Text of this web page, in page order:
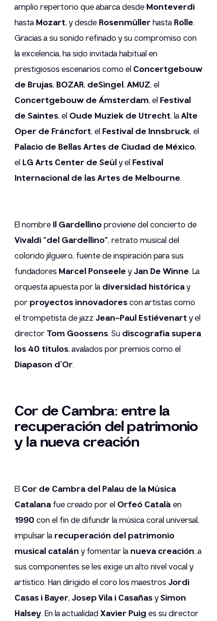
amplio repertorio que abarca desde Monteverdi
hasta Mozart, y desde Rosenmüllerhasta Rolle.
Gracias a su sonido refinado y su compromiso con
la excelencia, ha sido invitada habitual en
prestigiosos escenarios como el Concertgebouw
de Brujas, BOZAR, deSingel, AMUZ, el
Concertgebouw de Ámsterdam, el Festival
de Saintes, el Oude Muziek de Utrecht, laAlte
Oper de Fráncfort, el Festival de Innsbruck, el
Palacio de Bellas Artes de Ciudad de México,
el LG Arts Center de Seúly el Festival
Internacional de las Artes de Melbourne.
El nombre Il Gardellinoproviene del concierto de
Vivaldi “del Gardellino”, retrato musical del
colorido jilguero, fuente de inspiración para sus
fundadores Marcel Ponseele yJan De Winne. La
orquesta apuesta por la diversidad históricay
por proyectos innovadorescon artistas como
el trompetista de jazz Jean-Paul Estiévenart y el
director Tom Goossens. Su discografía supera
los 40 títulos, avalados por premios como el
Diapason d’Or.
Cor de Cambra: entre la
recuperación del patrimonio
y la nueva creación
El Cor de Cambra del Palau de la Música
Catalana fue creado por el Orfeó Català en
1990 con el fin de difundir la música coral universal,
impulsar la recuperación del patrimonio
musical catalán y fomentar la nueva creación; a
sus componentes se les exige un alto nivel vocal y
artístico. Han dirigido el coro los maestros Jordi
Casas i Bayer, Josep Vila i CasañasySimon
Halsey. En la actualidadXavier Puig es su director